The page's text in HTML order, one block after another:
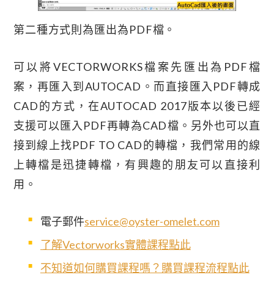
第二種方式則為匯出為PDF檔。
可以將VECTORWORKS檔案先匯出為PDF檔
案，再匯入到AUTOCAD。而直接匯入PDF轉成
CAD的方式，在AUTOCAD 2017版本以後已經
支援可以匯入PDF再轉為CAD檔。另外也可以直
接到線上找PDF TO CAD的轉檔，我們常用的線
上轉檔是迅捷轉檔，有興趣的朋友可以直接利
用。
電子郵件service@oyster-omelet.com
了解Vectorworks實體課程點此
不知道如何購買課程嗎？購買課程流程點此